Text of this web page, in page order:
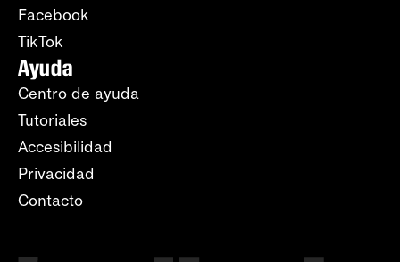
Facebook
TikTok
Ayuda
Centro de ayuda
Tutoriales
Accesibilidad
Privacidad
Contacto